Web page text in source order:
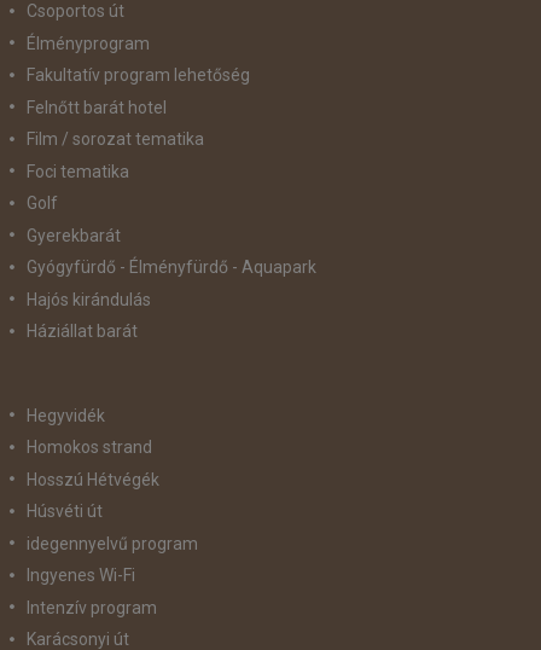
Csoportos út
Élményprogram
Fakultatív program lehetőség
Felnőtt barát hotel
Film / sorozat tematika
Foci tematika
Golf
Gyerekbarát
Gyógyfürdő - Élményfürdő - Aquapark
Hajós kirándulás
Háziállat barát
Hegyvidék
Homokos strand
Hosszú Hétvégék
Húsvéti út
idegennyelvű program
Ingyenes Wi-Fi
Intenzív program
Karácsonyi út